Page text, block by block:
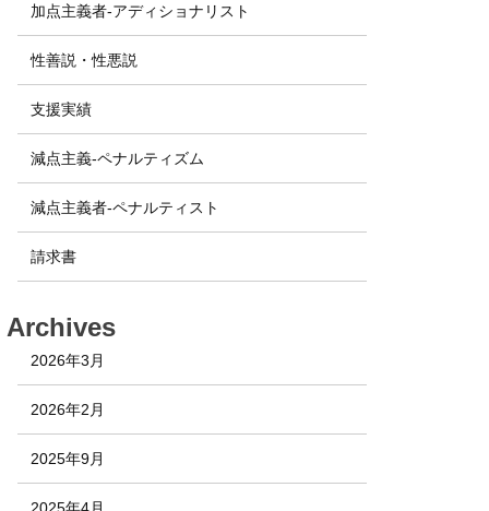
加点主義者-アディショナリスト
性善説・性悪説
支援実績
減点主義-ペナルティズム
減点主義者-ペナルティスト
請求書
Archives
2026年3月
2026年2月
2025年9月